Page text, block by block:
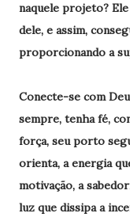
naquele projeto?
dele, e assim,
proporcionando a
Conecte-se com
sempre, tenha fé,
força, seu porto
orienta, a energia
motivação, a
luz que dissipa a